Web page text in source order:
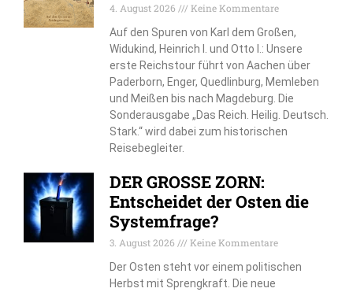
4. August 2026
Keine Kommentare
Auf den Spuren von Karl dem Großen,
Widukind, Heinrich I. und Otto I.: Unsere
erste Reichstour führt von Aachen über
Paderborn, Enger, Quedlinburg, Memleben
und Meißen bis nach Magdeburg. Die
Sonderausgabe „Das Reich. Heilig. Deutsch.
Stark.“ wird dabei zum historischen
Reisebegleiter.
DER GROSSE ZORN:
Entscheidet der Osten die
Systemfrage?
3. August 2026
Keine Kommentare
Der Osten steht vor einem politischen
Herbst mit Sprengkraft. Die neue